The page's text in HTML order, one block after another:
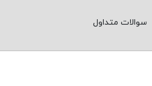
سوالات متداول